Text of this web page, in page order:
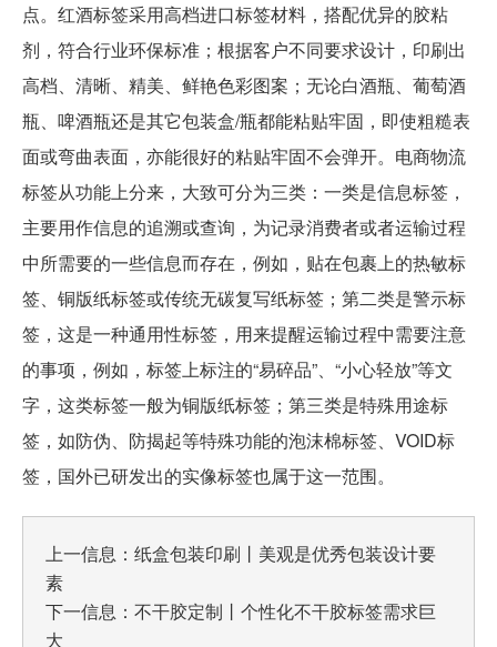
点。红酒标签采用高档进口标签材料，搭配优异的胶粘
剂，符合行业环保标准；根据客户不同要求设计，印刷出
高档、清晰、精美、鲜艳色彩图案；无论白酒瓶、葡萄酒
瓶、啤酒瓶还是其它包装盒/瓶都能粘贴牢固，即使粗糙表
面或弯曲表面，亦能很好的粘贴牢固不会弹开。电商物流
标签从功能上分来，大致可分为三类：一类是信息标签，
主要用作信息的追溯或查询，为记录消费者或者运输过程
中所需要的一些信息而存在，例如，贴在包裹上的热敏标
签、铜版纸标签或传统无碳复写纸标签；第二类是警示标
签，这是一种通用性标签，用来提醒运输过程中需要注意
的事项，例如，标签上标注的“易碎品”、“小心轻放”等文
字，这类标签一般为铜版纸标签；第三类是特殊用途标
签，如防伪、防揭起等特殊功能的泡沫棉标签、VOID标
签，国外已研发出的实像标签也属于这一范围。
上一信息： 纸盒包装印刷丨美观是优秀包装设计要
素
下一信息： 不干胶定制丨个性化不干胶标签需求巨
大